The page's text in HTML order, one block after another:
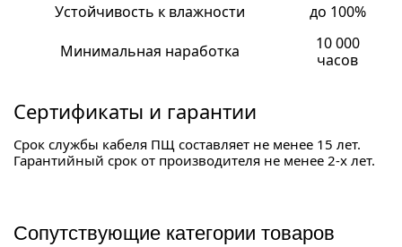
Устойчивость к влажности
до 100%
Минимальная наработка
10 000
часов
Сертификаты и гарантии
Срок службы кабеля ПЩ составляет не менее 15 лет.
Гарантийный срок от производителя не менее 2-х лет.
Сопутствующие категории товаров